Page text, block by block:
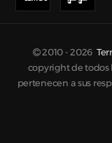
2010 -2026
copyright de todos
pertenecen a sus